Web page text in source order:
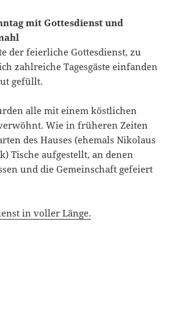
mit Gottesdienst und
der feierliche Gottesdienst, zu
zahlreiche Tagesgäste einfanden
gefüllt.
alle mit einem köstlichen
Wie in früheren Zeiten
des Hauses (ehemals Nikolaus
Tische aufgestellt, an denen
und die Gemeinschaft gefeiert
in voller Länge.